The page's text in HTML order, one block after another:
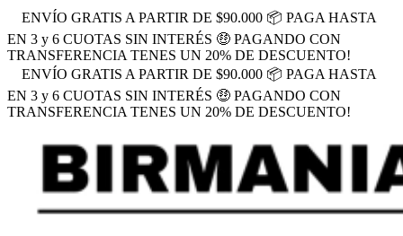
ENVÍO GRATIS A PARTIR DE $90.000 📦 PAGA HASTA
EN 3 y 6 CUOTAS SIN INTERÉS 🤑 PAGANDO CON
TRANSFERENCIA TENES UN 20% DE DESCUENTO!
ENVÍO GRATIS A PARTIR DE $90.000 📦 PAGA HASTA
EN 3 y 6 CUOTAS SIN INTERÉS 🤑 PAGANDO CON
TRANSFERENCIA TENES UN 20% DE DESCUENTO!